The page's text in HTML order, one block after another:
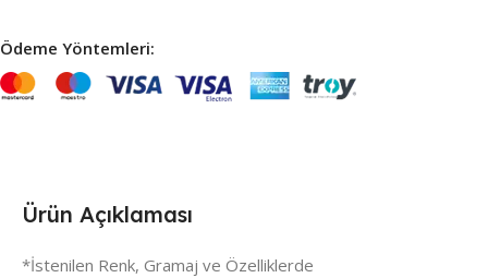
Ödeme Yöntemleri:
Ürün Açıklaması
*İstenilen Renk, Gramaj ve Özelliklerde